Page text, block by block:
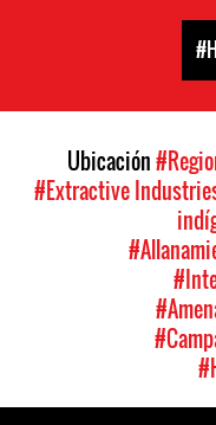
Ubicación
#Extractive